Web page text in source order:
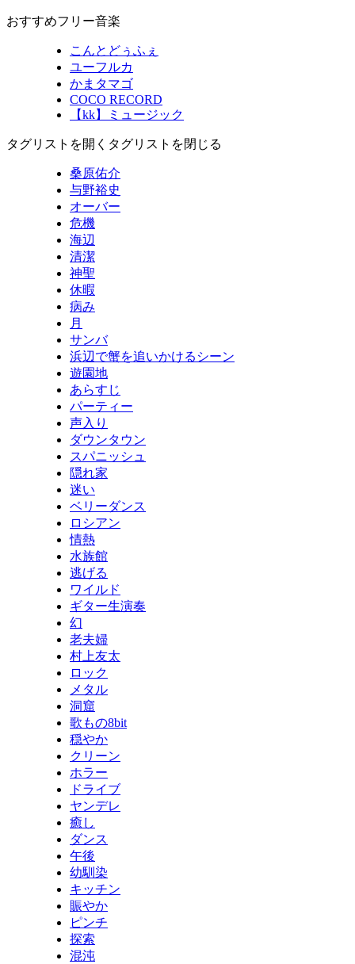
おすすめフリー音楽
こんとどぅふぇ
ユーフルカ
かまタマゴ
COCO RECORD
【kk】ミュージック
タグリストを開く タグリストを閉じる
桑原佑介
与野裕史
オーバー
危機
海辺
清潔
神聖
休暇
病み
月
サンバ
浜辺で蟹を追いかけるシーン
遊園地
あらすじ
パーティー
声入り
ダウンタウン
スパニッシュ
隠れ家
迷い
ベリーダンス
ロシアン
情熱
水族館
逃げる
ワイルド
ギター生演奏
幻
老夫婦
村上友太
ロック
メタル
洞窟
歌もの8bit
穏やか
クリーン
ホラー
ドライブ
ヤンデレ
癒し
ダンス
午後
幼馴染
キッチン
賑やか
ピンチ
探索
混沌